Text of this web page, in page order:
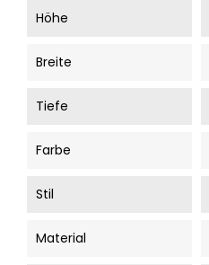
Höhe
Breite
Tiefe
Farbe
Stil
Material